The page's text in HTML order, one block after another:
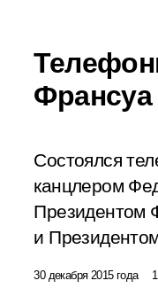
Состоялся
канцлером
Президентом
и
30 декабря 2015 года